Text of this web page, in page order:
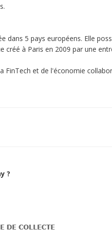
5 pays européens. Elle
à Paris en 2009 par une
FinTech et de l'économie
?